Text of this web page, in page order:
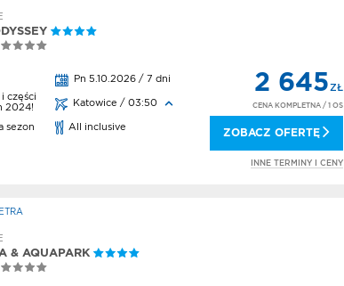
części
2024!
sezon
Pn 5.10.2026 / 7 dni
Katowice / 03:50
All inclusive
2 645ZŁ
CENA KOMPLETNA / 1 OS
ZOBACZ OFERTĘ
INNE TERMINY I CENY
& AQUAPARK